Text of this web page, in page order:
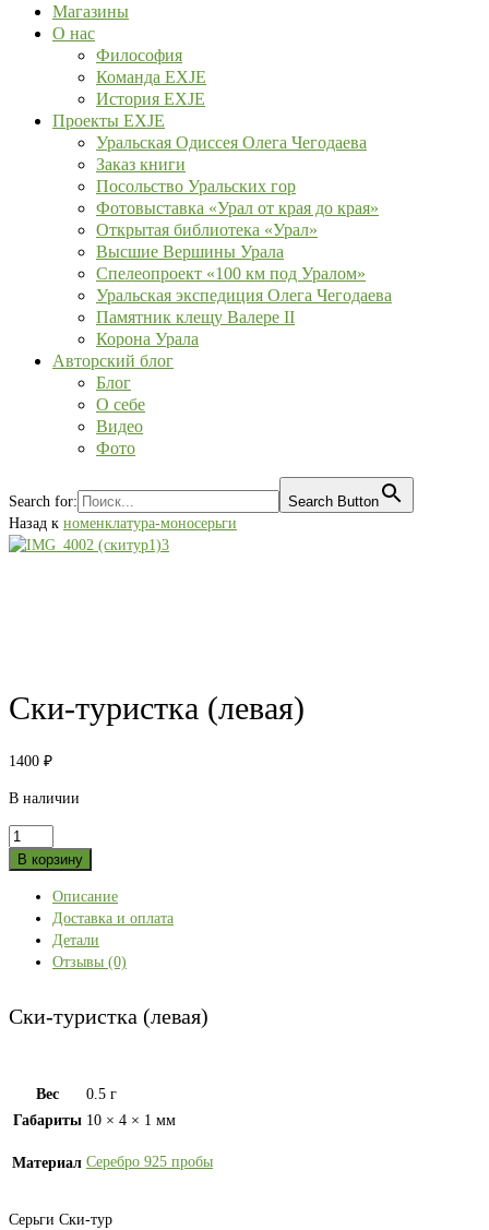
Магазины
О нас
Философия
Команда EXJE
История EXJE
Проекты EXJE
Уральская Одиссея Олега Чегодаева
Заказ книги
Посольство Уральских гор
Фотовыставка «Урал от края до края»
Открытая библиотека «Урал»
Высшие Вершины Урала
Спелеопроект «100 км под Уралом»
Уральская экспедиция Олега Чегодаева
Памятник клещу Валере II
Корона Урала
Авторский блог
Блог
О себе
Видео
Фото
Search for:
Search Button
Назад к номенклатура-моносерьги
Ски-туристка (левая)
1400 ₽
В наличии
Количество
товара
туристка
(левая)
В корзину
Описание
Доставка и оплата
Детали
Отзывы (0)
Ски-туристка (левая)
Вес
0.5 г
Габариты 10 × 4 × 1 мм
Материал Серебро 925 пробы
Серьги Ски-тур